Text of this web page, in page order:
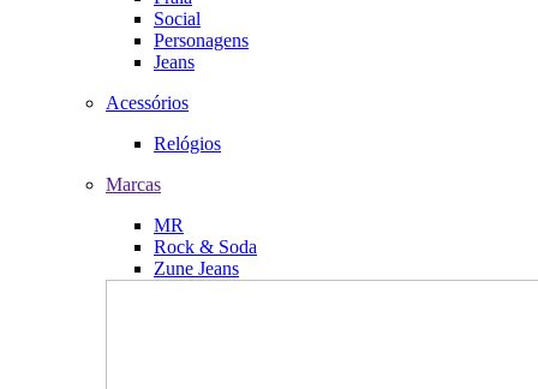
Social
Personagens
Jeans
Acessórios
Relógios
Marcas
MR
Rock & Soda
Zune Jeans